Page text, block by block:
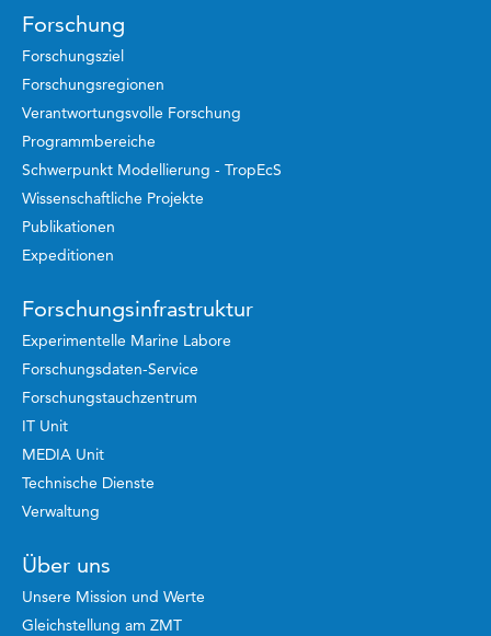
Forschung
Forschungsziel
Forschungsregionen
Verantwortungsvolle Forschung
Programmbereiche
Schwerpunkt Modellierung - TropEcS
Wissenschaftliche Projekte
Publikationen
Expeditionen
Forschungsinfrastruktur
Experimentelle Marine Labore
Forschungsdaten-Service
Forschungstauchzentrum
IT Unit
MEDIA Unit
Technische Dienste
Verwaltung
Über uns
Unsere Mission und Werte
Gleichstellung am ZMT